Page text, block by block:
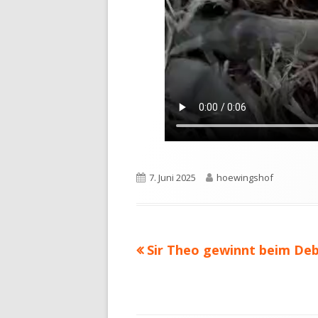
Veröffentlicht
7. Juni 2025 Autor
hoewingshof
Beitragsnavigation
Vorheriger
Sir Theo gewinnt beim